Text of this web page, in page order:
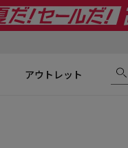
アウトレット